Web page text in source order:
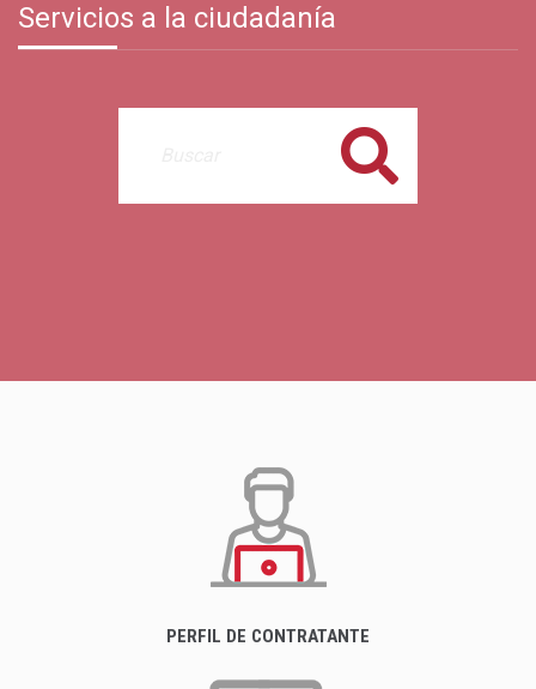
Servicios a la ciudadanía
Buscar
PERFIL DE CONTRATANTE